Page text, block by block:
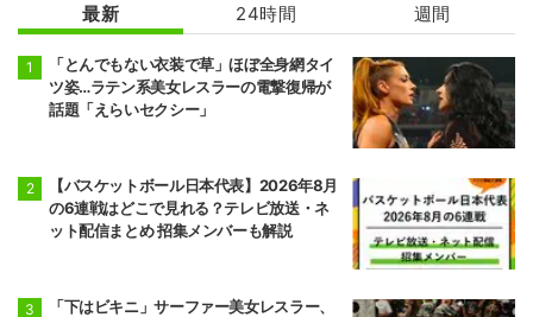
最新 24時間 週間
「とんでもない衣装で草」ほぼ全身網タイ
ツ姿…ラテン系美女レスラーの電撃復帰が
話題「えらいセクシー」
【バスケットボール日本代表】2026年8月
の6連戦はどこで見れる？テレビ放送・ネ
ット配信まとめ 招集メンバーも解説
「下はビキニ」サーファー美女レスラー、